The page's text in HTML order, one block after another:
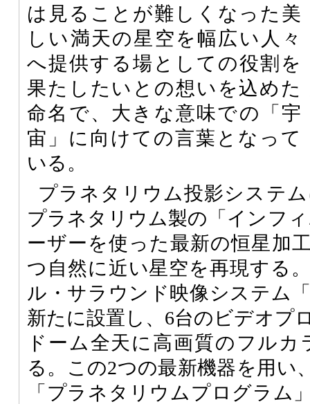
は見ることが難しくなった美
しい満天の星空を幅広い人々
へ提供する場としての役割を
果たしたいとの想いを込めた
命名で、大きな意味での「宇
宙」に向けての言葉となって
いる。
プラネタリウム投影システ
プラネタリウム製の「インフ
ーザーを使った最新の恒星加
つ自然に近い星空を再現する
ル・サラウンド映像システム
新たに設置し、6台のビデオプ
ドーム全天に高画質のフルカ
る。この2つの最新機器を用い
「プラネタリウムプログラム